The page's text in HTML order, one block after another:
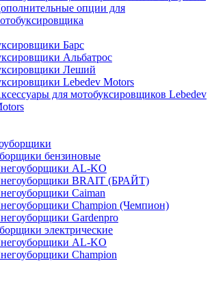
опции для
Барс
Альбатрос
Леший
Lebedev Motors
для мотобуксировщиков Lebedev
бензиновые
AL-KO
BRAIT (БРАЙТ)
Caiman
Champion (Чемпион)
Gardenpro
электрические
AL-KO
Champion